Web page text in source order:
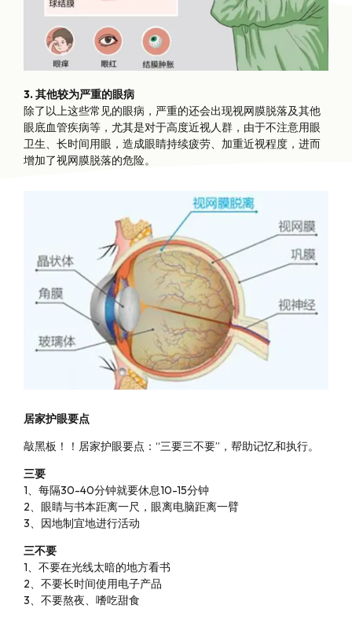
3. 其他较为严重的眼病
除了以上这些常见的眼病，严重的还会出现视网膜脱落及其他
眼底血管疾病等，尤其是对于高度近视人群，由于不注意用眼
卫生、长时间用眼，造成眼睛持续疲劳、加重近视程度，进而
增加了视网膜脱落的危险。
居家护眼要点
敲黑板！！居家护眼要点：“三要三不要”，帮助记忆和执行。
三要
1、每隔30-40分钟就要休息10-15分钟
2、眼睛与书本距离一尺，眼离电脑距离一臂
3、因地制宜地进行活动
三不要
1、不要在光线太暗的地方看书
2、不要长时间使用电子产品
3、不要熬夜、嗜吃甜食